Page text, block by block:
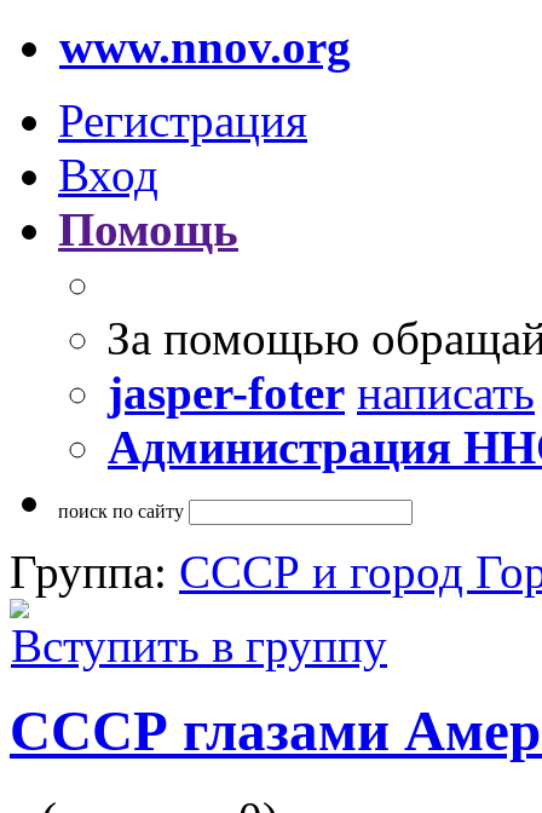
www.nnov.org
Регистрация
Вход
Помощь
За помощью
jasper-foter написать
Администрация
поиск по сайту
Группа: СССР и город
Вступить в группу
СССР глазами